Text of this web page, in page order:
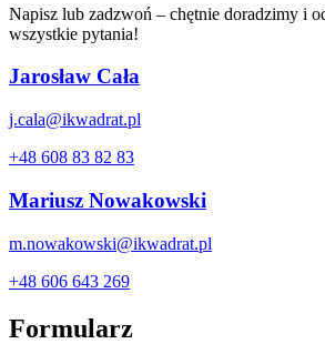
Napisz lub zadzwoń – chętnie doradzimy i
wszystkie pytania!
Jarosław Cała
j.cala@ikwadrat.pl
+48 608 83 82 83
Mariusz Nowakowski
m.nowakowski@ikwadrat.pl
+48 606 643 269
Formularz